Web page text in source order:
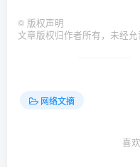
© 版权声明
文章版权归作者所有，未经允
网络文摘
喜